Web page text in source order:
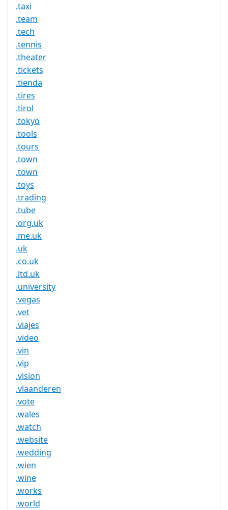
.taxi
.team
.tech
.tennis
.theater
.tickets
.tienda
.tires
.tirol
.tokyo
.tools
.tours
.town
.town
.toys
.trading
.tube
.org.uk
.me.uk
.uk
.co.uk
.ltd.uk
.university
.vegas
.vet
.viajes
.video
.vin
.vip
.vision
.vlaanderen
.vote
.wales
.watch
.website
.wedding
.wien
.wine
.works
.world